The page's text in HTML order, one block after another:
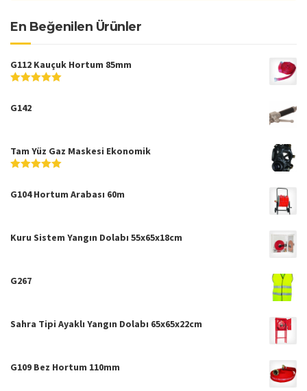
En Beğenilen Ürünler
G112 Kauçuk Hortum 85mm
G142
Tam Yüz Gaz Maskesi Ekonomik
G104 Hortum Arabası 60m
Kuru Sistem Yangın Dolabı 55x65x18cm
G267
Sahra Tipi Ayaklı Yangın Dolabı 65x65x22cm
G109 Bez Hortum 110mm